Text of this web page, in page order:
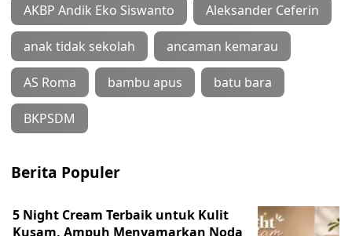
AKBP Andik Eko Siswanto Aleksander Ceferin
anak tidak sekolah ancaman kemarau
AS Roma bambu apus batu bara
BKPSDM
Berita Populer
5 Night Cream Terbaik untuk Kulit
Kusam, Ampuh Menyamarkan Noda